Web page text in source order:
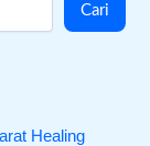
Cari
Healing